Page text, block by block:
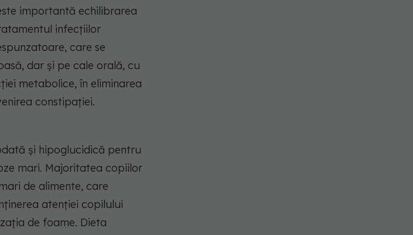
importantă echilibrarea
infecțiilor
care se
dar și pe cale orală, cu
metabolice, în eliminarea
constipației.
și hipoglucidică pentru
mari. Majoritatea copiilor
de alimente, care
atenției copilului
de foame. Dieta